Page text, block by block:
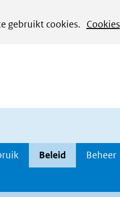
gebruikt cookies.
Cookies
Beleid Beheer